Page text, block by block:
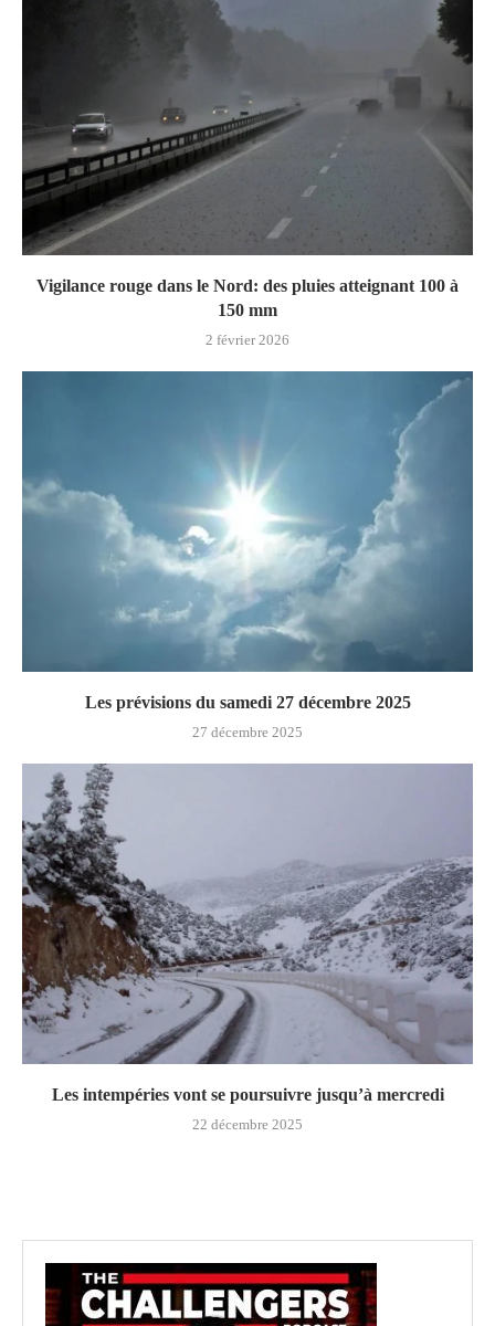
Vigilance rouge dans le Nord: des pluies atteignant 100 à
150 mm
2 février 2026
Les prévisions du samedi 27 décembre 2025
27 décembre 2025
Les intempéries vont se poursuivre jusqu’à mercredi
22 décembre 2025